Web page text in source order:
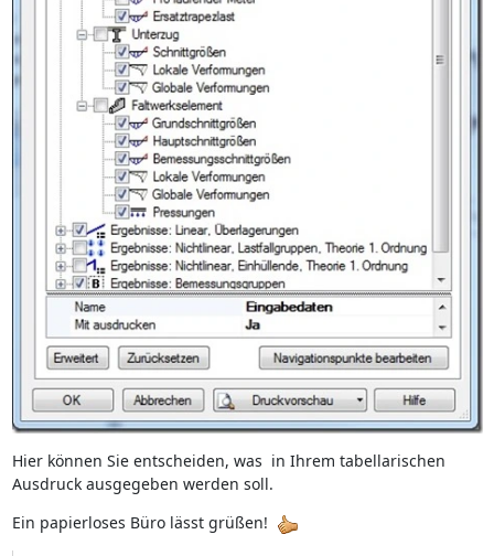
Hier können Sie entscheiden, was in Ihrem tabellarischen
Ausdruck ausgegeben werden soll.
Ein papierloses Büro lässt grüßen!